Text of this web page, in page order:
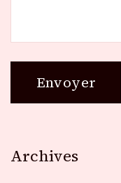
Archives